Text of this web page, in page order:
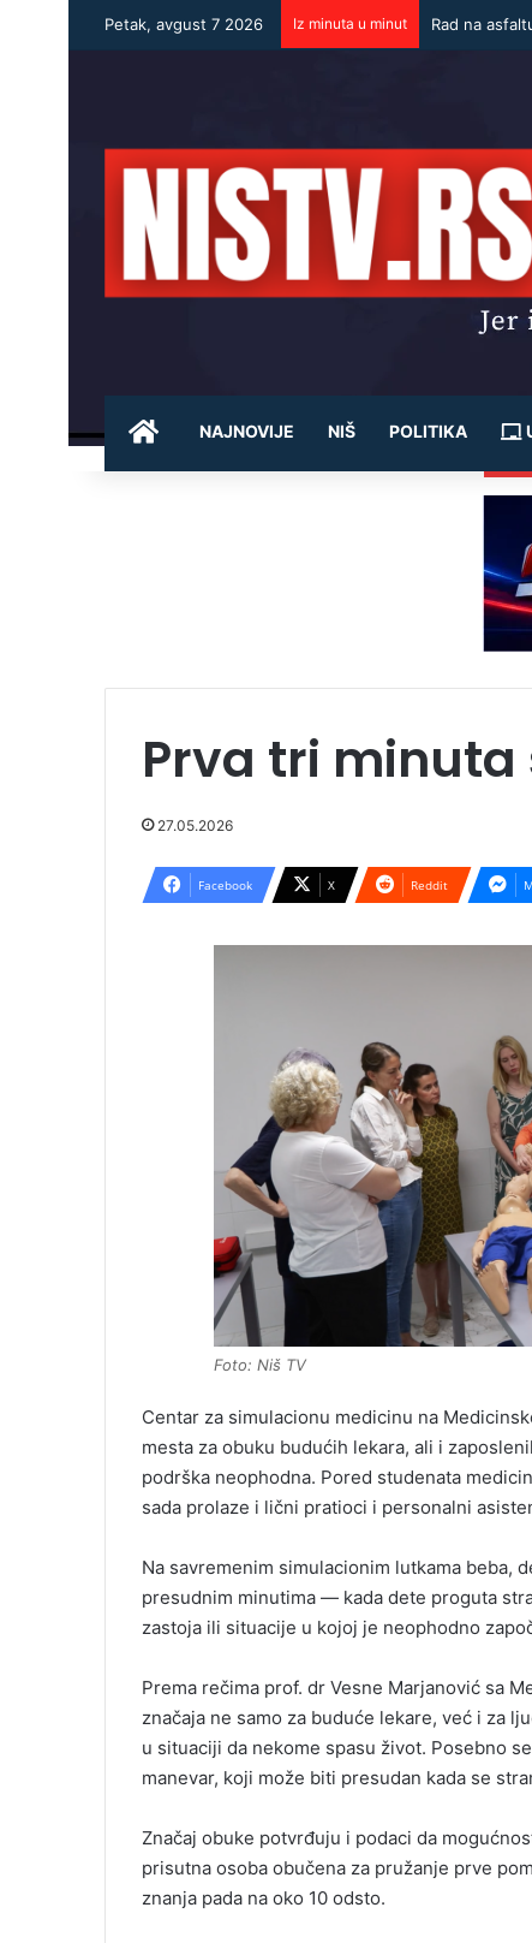
Petak, avgust 7 2026 Iz minuta u minut Rad na
POČETNA
NAJNOVIJE NIŠ POLITIKA
Prva tri
27.05.2026
Facebook X Reddit
Foto: Niš TV
Centar za simulacionu medicinu na
mesta za obuku budućih lekara, ali i
podrška neophodna. Pored studenata
sada prolaze i lični pratioci i personalni
Na savremenim simulacionim lutkama beba,
presudnim minutima — kada dete proguta
zastoja ili situacije u kojoj je neophodno
Prema rečima prof. dr Vesne Marjanović sa
značaja ne samo za buduće lekare, već i za
u situaciji da nekome spasu život. Posebno
manevar, koji može biti presudan kada se
Značaj obuke potvrđuju i podaci da
prisutna osoba obučena za pružanje prve
znanja pada na oko 10 odsto.